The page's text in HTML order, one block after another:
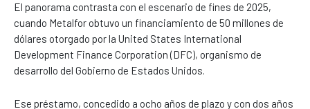
El panorama contrasta con el escenario de fines de 2025,
cuando Metalfor obtuvo un financiamiento de 50 millones de
dólares otorgado por la United States International
Development Finance Corporation (DFC), organismo de
desarrollo del Gobierno de Estados Unidos.
Ese préstamo, concedido a ocho años de plazo y con dos años